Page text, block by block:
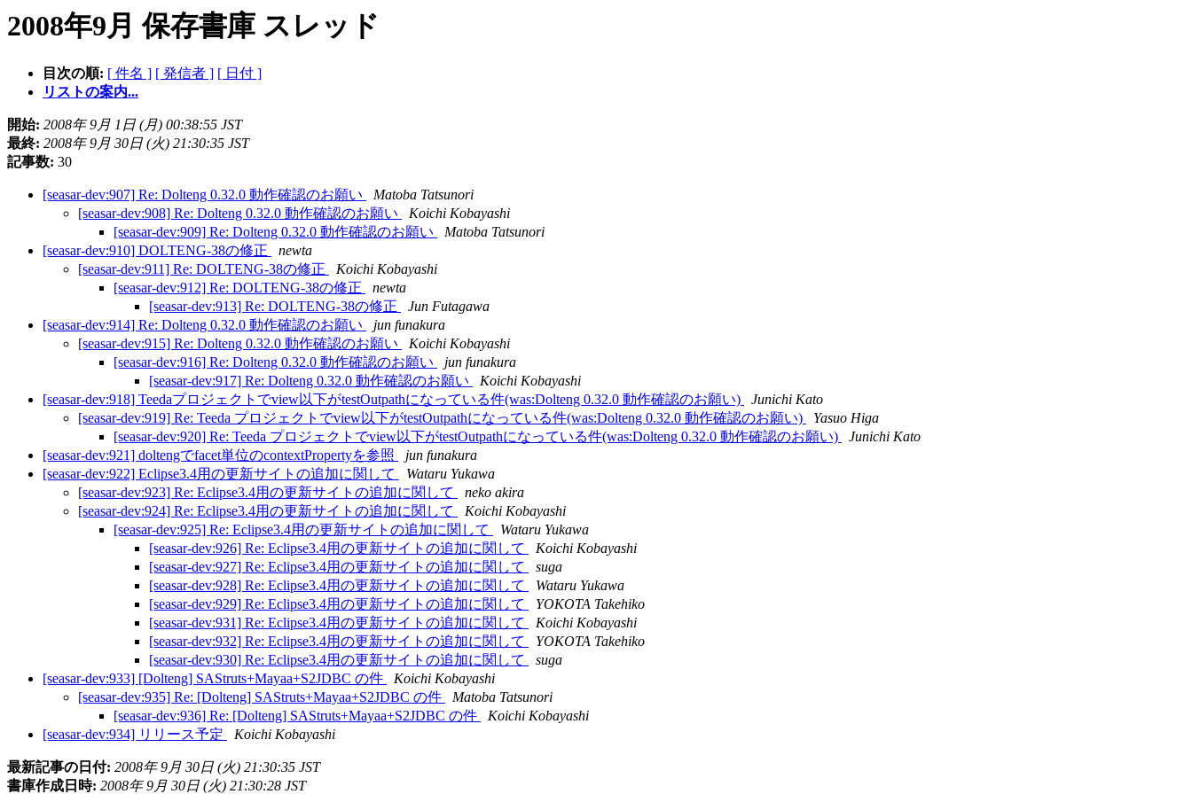
2008年9月 保存書庫 スレッド
目次の順: [ 件名 ] [ 発信者 ] [ 日付 ]
リストの案内...
開始: 2008年 9月 1日 (月) 00:38:55 JST
最終: 2008年 9月 30日 (火) 21:30:35 JST
記事数: 30
[seasar-dev:907] Re: Dolteng 0.32.0 動作確認のお願い
Matoba Tatsunori
[seasar-dev:908] Re: Dolteng 0.32.0 動作確認のお願い
Koichi Kobayashi
[seasar-dev:909] Re: Dolteng 0.32.0 動作確認のお願い
Matoba Tatsunori
[seasar-dev:910] DOLTENG-38の修正
newta
[seasar-dev:911] Re: DOLTENG-38の修正
Koichi Kobayashi
[seasar-dev:912] Re: DOLTENG-38の修正
newta
[seasar-dev:913] Re: DOLTENG-38の修正
Jun Futagawa
[seasar-dev:914] Re: Dolteng 0.32.0 動作確認のお願い
jun funakura
[seasar-dev:915] Re: Dolteng 0.32.0 動作確認のお願い
Koichi Kobayashi
[seasar-dev:916] Re: Dolteng 0.32.0 動作確認のお願い
jun funakura
[seasar-dev:917] Re: Dolteng 0.32.0 動作確認のお願い
Koichi Kobayashi
[seasar-dev:918] Teedaプロジェクトでview以下がtestOutpathになっている件(was:Dolteng 0.32.0 動作確認のお願い)
Junichi Kato
[seasar-dev:919] Re: Teeda プロジェクトでview以下がtestOutpathになっている件(was:Dolteng 0.32.0 動作確認のお願い)
Yasuo Higa
[seasar-dev:920] Re: Teeda プロジェクトでview以下がtestOutpathになっている件(was:Dolteng 0.32.0 動作確認のお願い)
Junichi Kato
[seasar-dev:921] doltengでfacet単位のcontextPropertyを参照
jun funakura
[seasar-dev:922] Eclipse3.4用の更新サイトの追加に関して
Wataru Yukawa
[seasar-dev:923] Re: Eclipse3.4用の更新サイトの追加に関して
neko akira
[seasar-dev:924] Re: Eclipse3.4用の更新サイトの追加に関して
Koichi Kobayashi
[seasar-dev:925] Re: Eclipse3.4用の更新サイトの追加に関して
Wataru Yukawa
[seasar-dev:926] Re: Eclipse3.4用の更新サイトの追加に関して
Koichi Kobayashi
[seasar-dev:927] Re: Eclipse3.4用の更新サイトの追加に関して
suga
[seasar-dev:928] Re: Eclipse3.4用の更新サイトの追加に関して
Wataru Yukawa
[seasar-dev:929] Re: Eclipse3.4用の更新サイトの追加に関して
YOKOTA Takehiko
[seasar-dev:931] Re: Eclipse3.4用の更新サイトの追加に関して
Koichi Kobayashi
[seasar-dev:932] Re: Eclipse3.4用の更新サイトの追加に関して
YOKOTA Takehiko
[seasar-dev:930] Re: Eclipse3.4用の更新サイトの追加に関して
suga
[seasar-dev:933] [Dolteng] SAStruts+Mayaa+S2JDBC の件
Koichi Kobayashi
[seasar-dev:935] Re: [Dolteng] SAStruts+Mayaa+S2JDBC の件
Matoba Tatsunori
[seasar-dev:936] Re: [Dolteng] SAStruts+Mayaa+S2JDBC の件
Koichi Kobayashi
[seasar-dev:934] リリース予定
Koichi Kobayashi
最新記事の日付: 2008年 9月 30日 (火) 21:30:35 JST
書庫作成日時: 2008年 9月 30日 (火) 21:30:28 JST